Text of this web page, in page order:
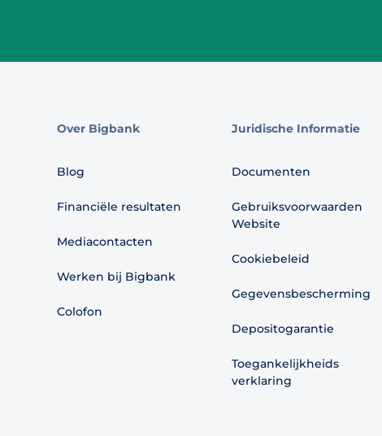
Over Bigbank
Blog
Financiële resultaten
Mediacontacten
Werken bij Bigbank
Colofon
Juridische Informatie
Documenten
Gebruiksvoorwaarden
Website
Cookiebeleid
Gegevensbescherming
Depositogarantie
Toegankelijkheids
verklaring